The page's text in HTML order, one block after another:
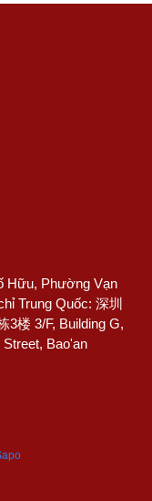
Hữu, Phường Vạn
Trung Quốc: 深圳
3楼 3/F, Building G,
Bao'an